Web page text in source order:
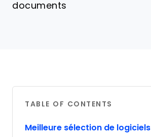
documents
TABLE OF CONTENTS
Meilleure sélection de logiciels